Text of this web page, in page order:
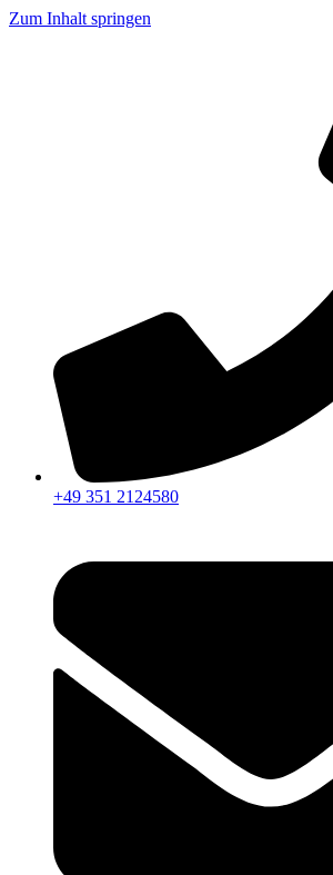
Zum Inhalt springen
+49 351 2124580